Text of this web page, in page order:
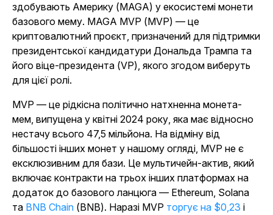
здобувають Америку (MAGA) у екосистемі монети
базового мему. MAGA MVP (MVP) — це
криптовалютний проєкт, призначений для підтримки
президентської кандидатури Дональда Трампа та
його віце-президента (VP), якого згодом виберуть
для цієї ролі.
MVP — це рідкісна політично натхненна монета-
мем, випущена у квітні 2024 року, яка має відносно
нестачу всього 47,5 мільйона. На відміну від
більшості інших монет у нашому огляді, MVP не є
ексклюзивним для бази. Це мультичейн-актив, який
включає контракти на трьох інших платформах на
додаток до базового ланцюга — Ethereum, Solana
та BNB Chain (BNB). Наразі MVP торгує на $0,23 і